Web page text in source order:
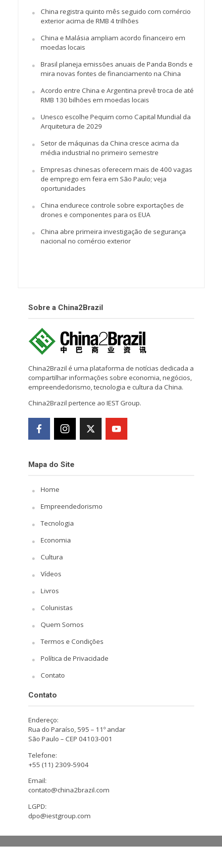
China registra quinto mês seguido com comércio
exterior acima de RMB 4 trilhões
China e Malásia ampliam acordo financeiro em
moedas locais
Brasil planeja emissões anuais de Panda Bonds e
mira novas fontes de financiamento na China
Acordo entre China e Argentina prevê troca de até
RMB 130 bilhões em moedas locais
Unesco escolhe Pequim como Capital Mundial da
Arquitetura de 2029
Setor de máquinas da China cresce acima da
média industrial no primeiro semestre
Empresas chinesas oferecem mais de 400 vagas
de emprego em feira em São Paulo; veja
oportunidades
China endurece controle sobre exportações de
drones e componentes para os EUA
China abre primeira investigação de segurança
nacional no comércio exterior
Sobre a China2Brazil
China2Brazil é uma plataforma de notícias dedicada a
compartilhar informações sobre economia, negócios,
empreendedorismo, tecnologia e cultura da China.
China2Brazil pertence ao IEST Group.
Mapa do Site
Home
Empreendedorismo
Tecnologia
Economia
Cultura
Vídeos
Livros
Colunistas
Quem Somos
Termos e Condições
Política de Privacidade
Contato
Contato
Endereço:
Rua do Paraíso, 595 – 11º andar
São Paulo – CEP 04103-001
Telefone:
+55 (11) 2309-5904
Email:
contato@china2brazil.com
LGPD:
dpo@iestgroup.com